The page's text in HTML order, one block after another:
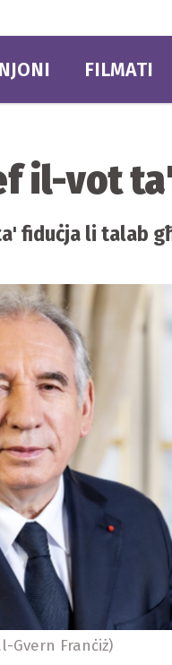
FILMATI
il-vot
fiduċja li talab
Gvern Franċiż)